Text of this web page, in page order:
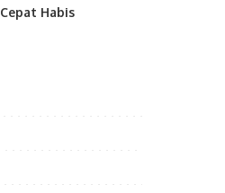
Cepat Habis